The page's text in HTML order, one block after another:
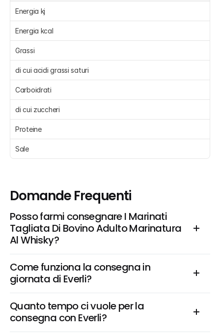
Energia kj
Energia kcal
Grassi
di cui acidi grassi saturi
Carboidrati
di cui zuccheri
Proteine
Sale
Domande Frequenti
Posso farmi consegnare I Marinati
Tagliata Di Bovino Adulto Marinatura
Al Whisky?
Come funziona la consegna in
giornata di Everli?
Quanto tempo ci vuole per la
consegna con Everli?